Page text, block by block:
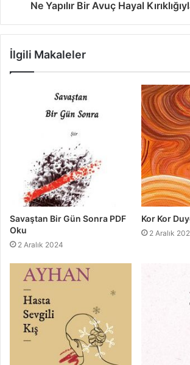
Ne Yapılır Bir Avuç Hayal
İlgili Makaleler
Savaştan Bir Gün Sonra PDF
Oku
2 Aralık 2024
Kor Kor
2 Aralık